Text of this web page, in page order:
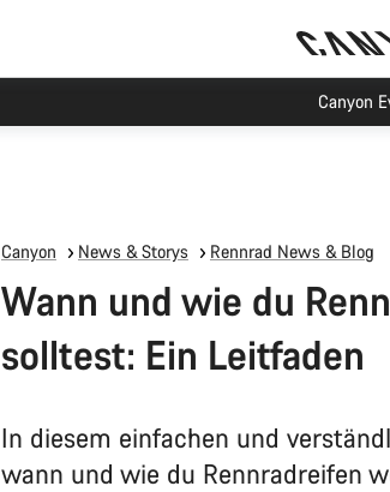
Canyon
Canyon News & Storys Rennrad News & Blog
Wann und wie du
solltest: Ein Leitfaden
In diesem einfachen und
wann und wie du Rennradreifen